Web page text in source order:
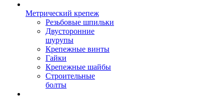
Метрический крепеж
Резьбовые шпильки
Двусторонние
шурупы
Крепежные винты
Гайки
Крепежные шайбы
Строительные
болты